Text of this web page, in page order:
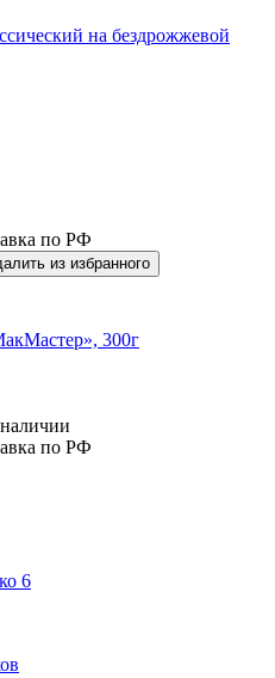
на бездрожжевой
по РФ
300г
по РФ
6